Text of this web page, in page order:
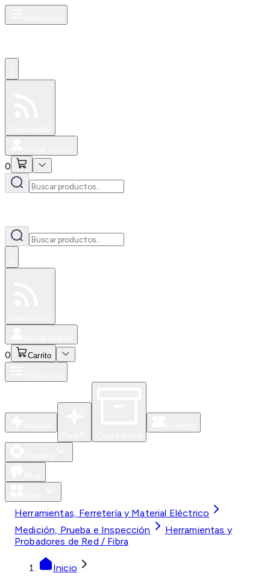
0
0 Carrito
Herramientas, Ferretería y Material Eléctrico
Medición, Prueba e Inspección
Herramientas y
Probadores de Red / Fibra
Inicio